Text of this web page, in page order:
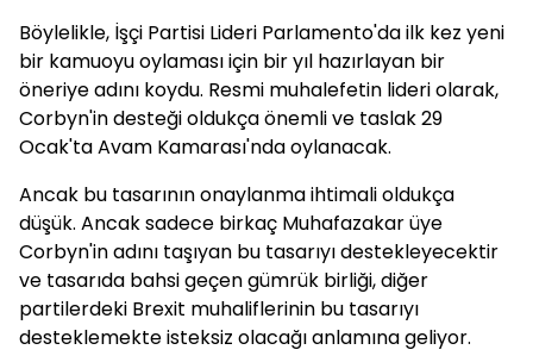
Böylelikle, İşçi Partisi Lideri Parlamento'da ilk kez yeni
bir kamuoyu oylaması için bir yıl hazırlayan bir
öneriye adını koydu. Resmi muhalefetin lideri olarak,
Corbyn'in desteği oldukça önemli ve taslak 29
Ocak'ta Avam Kamarası'nda oylanacak.
Ancak bu tasarının onaylanma ihtimali oldukça
düşük. Ancak sadece birkaç Muhafazakar üye
Corbyn'in adını taşıyan bu tasarıyı destekleyecektir
ve tasarıda bahsi geçen gümrük birliği, diğer
partilerdeki Brexit muhaliflerinin bu tasarıyı
desteklemekte isteksiz olacağı anlamına geliyor.